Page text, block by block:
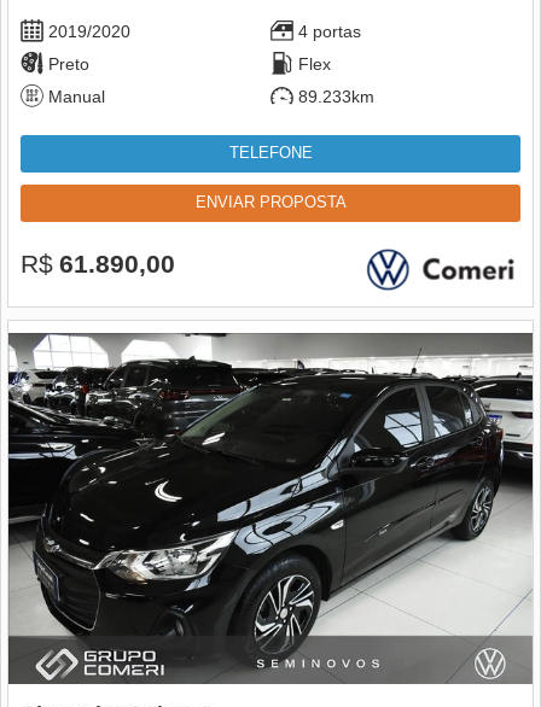
2019/2020
4 portas
Preto
Flex
Manual
89.233km
TELEFONE
ENVIAR PROPOSTA
R$ 61.890,00